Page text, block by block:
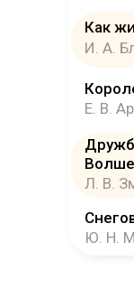
Как
И. А.
Е. В.
Л. В.
Ю. Н.